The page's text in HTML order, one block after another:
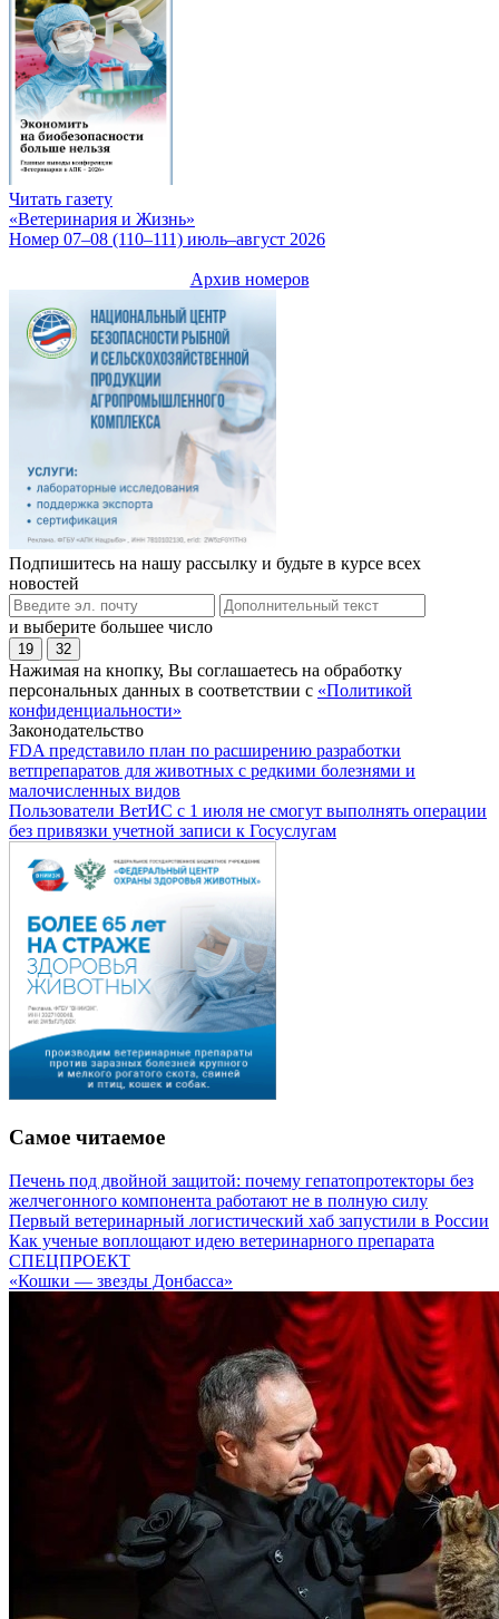
Читать газету
«Ветеринария и Жизнь»
Номер 07–08 (110–111) июль–август 2026
Архив номеров
Подпишитесь на нашу рассылку и будьте в курсе всех
новостей
и выберите большее число
19 32
Нажимая на кнопку, Вы соглашаетесь на обработку
персональных данных в соответствии с «Политикой
конфиденциальности»
Законодательство
FDA представило план по расширению разработки
ветпрепаратов для животных с редкими болезнями и
малочисленных видов
Пользователи ВетИС с 1 июля не смогут выполнять операции
без привязки учетной записи к Госуслугам
Самое читаемое
Печень под двойной защитой: почему гепатопротекторы без
желчегонного компонента работают не в полную силу
Первый ветеринарный логистический хаб запустили в России
Как ученые воплощают идею ветеринарного препарата
СПЕЦПРОЕКТ
«Кошки — звезды Донбасса»